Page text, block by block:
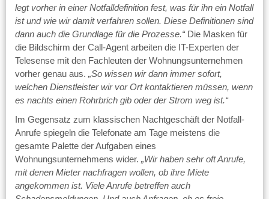
legt vorher in einer Notfalldefinition fest, was für ihn ein Notfall
ist und wie wir damit verfahren sollen. Diese Definitionen sind
dann auch die Grundlage für die Prozesse.“ Die Masken für
die Bildschirm der Call-Agent arbeiten die IT-Experten der
Telesense mit den Fachleuten der Wohnungsunternehmen
vorher genau aus. „So wissen wir dann immer sofort,
welchen Dienstleister wir vor Ort kontaktieren müssen, wenn
es nachts einen Rohrbrich gib oder der Strom weg ist.“
Im Gegensatz zum klassischen Nachtgeschäft der Notfall-
Anrufe spiegeln die Telefonate am Tage meistens die
gesamte Palette der Aufgaben eines
Wohnungsunternehmens wider. „Wir haben sehr oft Anrufe,
mit denen Mieter nachfragen wollen, ob ihre Miete
angekommen ist. Viele Anrufe betreffen auch